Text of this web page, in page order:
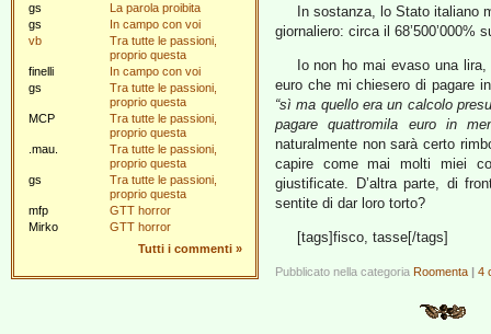
gs
La parola proibita
gs
In campo con voi
vb
Tra tutte le passioni,
proprio questa
finelli
In campo con voi
gs
Tra tutte le passioni,
proprio questa
MCP
Tra tutte le passioni,
proprio questa
.mau.
Tra tutte le passioni,
proprio questa
gs
Tra tutte le passioni,
proprio questa
mfp
GTT horror
Mirko
GTT horror
Tutti i commenti »
In sostanza, lo Stato italiano
giornaliero: circa il 68’500’000%
Io non ho mai evaso una
euro che mi chiesero di pagare
“sì ma quello era un calcolo
pagare quattromila euro in
naturalmente non sarà certo
capire come mai molti miei
giustificate. D’altra parte, di
sentite di dar loro torto?
[tags]fisco, tasse[/tags]
Pubblicato nella categoria Roomenta | 4